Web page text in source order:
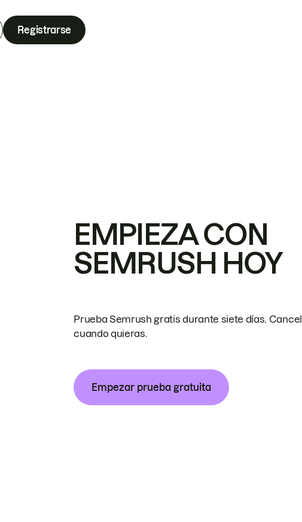
Registrarse
EMPIEZA CON
SEMRUSH HOY
Prueba Semrush gratis durante siete días.
cuando quieras.
Empezar prueba gratuita